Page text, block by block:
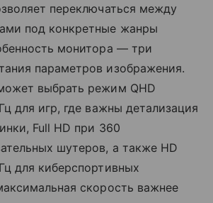
переключаться между
под конкретные жанры
монитора — три
параметров изображения.
выбрать режим QHD
для игр, где важны детализация
Full HD при 360
шутеров, а также HD
для киберспортивных
скорость важнее